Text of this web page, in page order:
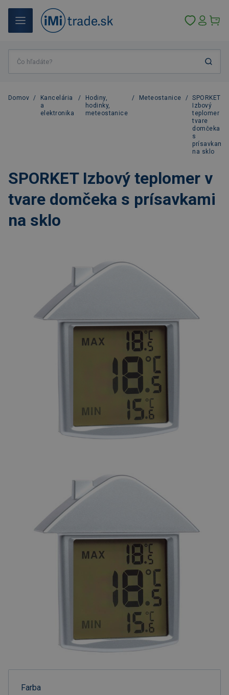
Domov /
Kancelária
a
elektronika
/
Hodiny,
hodinky,
meteostanice
/ Meteostanice / SPORKET
Izbový
teplomer v
tvare
domčeka
s
prísavkami
na sklo
SPORKET Izbový teplomer v
tvare domčeka s prísavkami
na sklo
Farba